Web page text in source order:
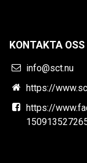
KONTAKTA OSS
info@sct.nu
https://
https://